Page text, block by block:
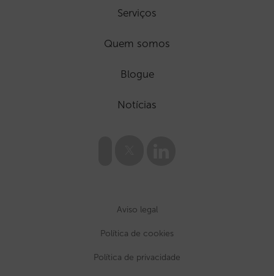
Serviços
Quem somos
Blogue
Notícias
Aviso legal
Política de cookies
Política de privacidade